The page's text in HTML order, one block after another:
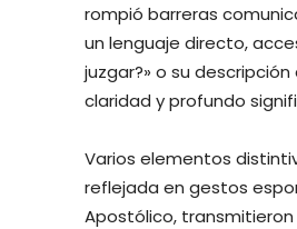
rompió barreras
un lenguaje directo,
juzgar?» o su
claridad y profundo
Varios elementos
reflejada en gestos
Apostólico,